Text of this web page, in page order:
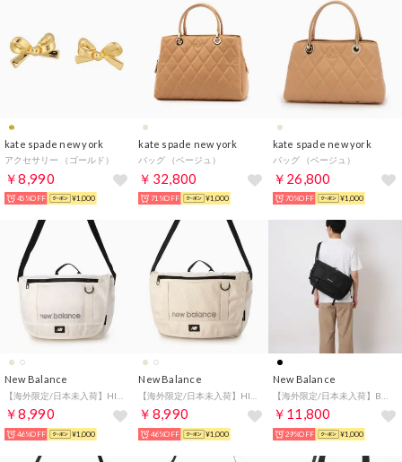
kate spade new york
アクセサリー （ゴールド）
￥8,990
45%OFF ¥1,000
kate spade new york
バッグ （ベージュ）
￥32,800
71%OFF ¥1,000
kate spade new york
バッグ （ベージュ）
￥26,800
70%OFF ¥1,000
New Balance
￥8,990
46%OFF ¥1,000
New Balance
￥8,990
46%OFF ¥1,000
New Balance
￥11,800
29%OFF ¥1,000